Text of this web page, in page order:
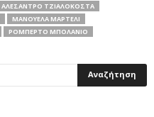
ΑΛΕΣΆΝΤΡΟ ΤΖΙΑΛΟΚΌΣΤΑ
ΜΑΝΟΥΈΛΑ ΜΑΡΤΈΛΙ
ΡΟΜΠΈΡΤΟ ΜΠΟΛΆΝΙΟ